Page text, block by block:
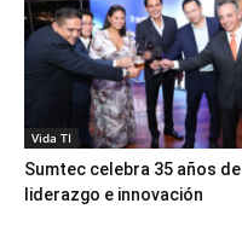
Vida TI
Sumtec celebra 35 años de
liderazgo e innovación